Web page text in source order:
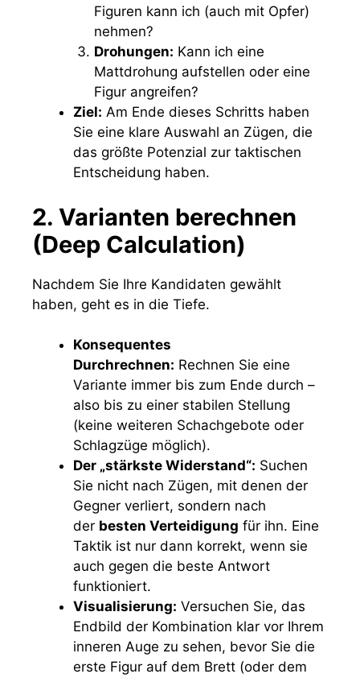
Figuren kann ich (auch mit Opfer)
nehmen?
Drohungen: Kann ich eine
Mattdrohung aufstellen oder eine
Figur angreifen?
Ziel: Am Ende dieses Schritts haben
Sie eine klare Auswahl an Zügen, die
das größte Potenzial zur taktischen
Entscheidung haben.
2. Varianten berechnen
(Deep Calculation)
Nachdem Sie Ihre Kandidaten gewählt
haben, geht es in die Tiefe.
Konsequentes
Durchrechnen: Rechnen Sie eine
Variante immer bis zum Ende durch –
also bis zu einer stabilen Stellung
(keine weiteren Schachgebote oder
Schlagzüge möglich).
Der „stärkste Widerstand“: Suchen
Sie nicht nach Zügen, mit denen der
Gegner verliert, sondern nach
der besten Verteidigung für ihn. Eine
Taktik ist nur dann korrekt, wenn sie
auch gegen die beste Antwort
funktioniert.
Visualisierung: Versuchen Sie, das
Endbild der Kombination klar vor Ihrem
inneren Auge zu sehen, bevor Sie die
erste Figur auf dem Brett (oder dem